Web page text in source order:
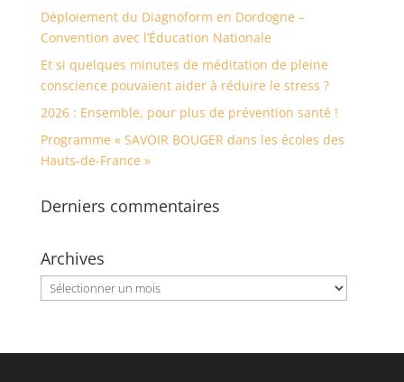
Déploiement du Diagnoform en Dordogne –
Convention avec l’Éducation Nationale
Et si quelques minutes de méditation de pleine
conscience pouvaient aider à réduire le stress ?
2026 : Ensemble, pour plus de prévention santé !
Programme « SAVOIR BOUGER dans les écoles des
Hauts-de-France »
Derniers commentaires
Archives
Archives